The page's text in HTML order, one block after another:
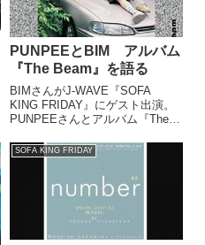
PUNPEEとBIM アルバム
『The Beam』を語る
BIMさんがJ-WAVE『SOFA
KING FRIDAY』にゲスト出演。
PUNPEEさんとアルバム『The
した。
SOFA KING FRIDAY